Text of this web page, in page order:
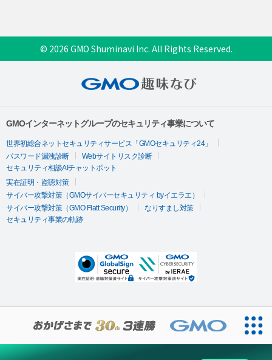
© 2026 GMO Shuminavi Inc. All Rights Reserved.